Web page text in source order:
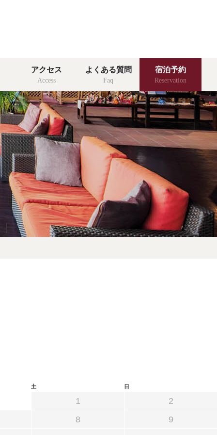
room
館内施設
facility
問
アクセス
Access
よくある質問
Faq
宿泊予約
Reservation
土 日
1
2
8
9